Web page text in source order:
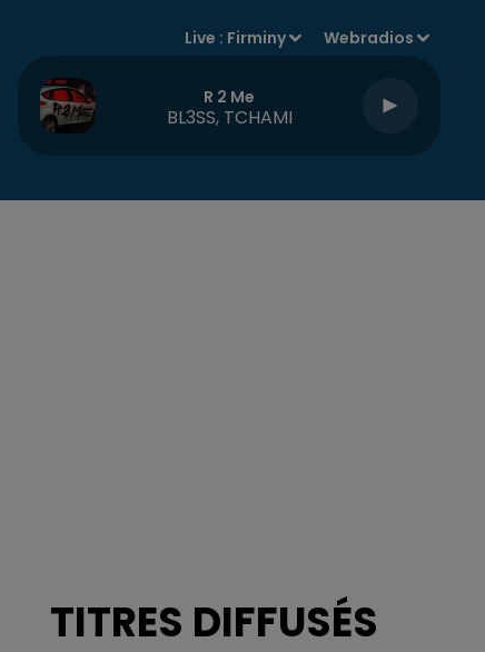
Live : Firminy Webradios
R 2 Me
BL3SS, TCHAMI
TITRES DIFFUSÉS